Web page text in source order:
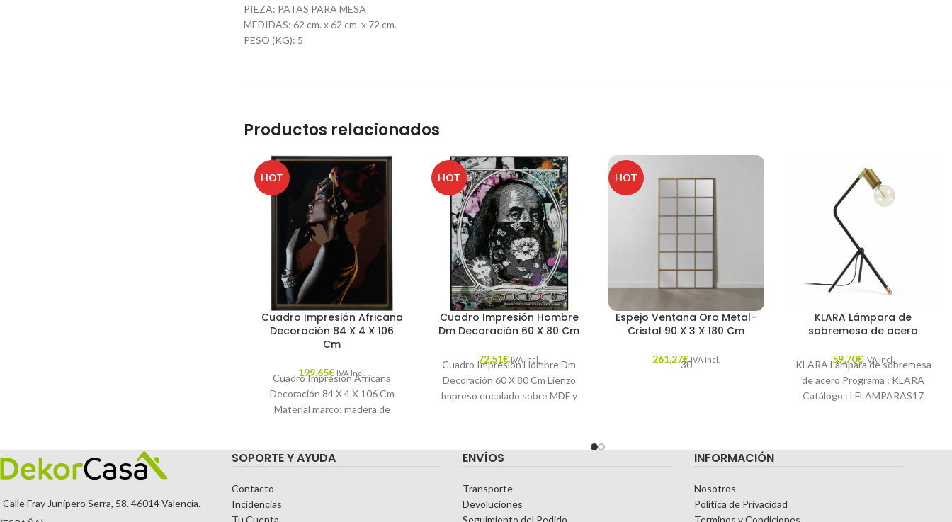
PIEZA: PATAS PARA MESA
MEDIDAS: 62 cm. x 62 cm. x 72 cm.
PESO (KG): 5
Productos relacionados
HOT
Cuadro Impresión Africana
Decoración 84 X 4 X 106
Cm
199,65€ IVA Incl.
Cuadro Impresión Africana
Decoración 84 X 4 X 106 Cm
Material marco: madera de
TEMPORADA: CATÁLOGO
HOT
Cuadro Impresión Hombre
Dm Decoración 60 X 80 Cm
72,51€ IVA Incl.
Cuadro Impresión Hombre Dm
Decoración 60 X 80 Cm Lienzo
Impreso encolado sobre MDF y
HOT
Espejo Ventana Oro Metal-
Cristal 90 X 3 X 180 Cm
261,27€ IVA Incl.
30
KLARA Lámpara de
sobremesa de acero
59,70€ IVA Incl.
KLARA Lámpara de sobremesa
de acero Programa : KLARA
Catálogo : LFLAMPARAS17
Calle Fray Junípero Serra, 58. 46014 Valencia.
SOPORTE Y AYUDA
Contacto
Incidencias
Tu Cuenta
ENVÍOS
Transporte
Devoluciones
Seguimiento del Pedido
INFORMACIÓN
Nosotros
Politica de Privacidad
Terminos y Condiciones